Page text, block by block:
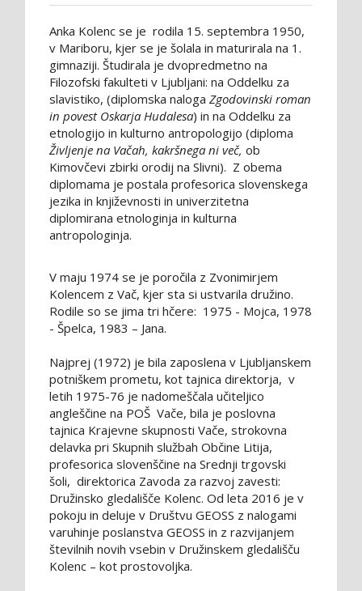
Anka Kolenc se je rodila 15. septembra 1950,
v Mariboru, kjer se je šolala in maturirala na 1.
gimnaziji. Študirala je dvopredmetno na
Filozofski fakulteti v Ljubljani: na Oddelku za
slavistiko, (diplomska naloga Zgodovinski roman
in povest Oskarja Hudalesa) in na Oddelku za
etnologijo in kulturno antropologijo (diploma
Življenje na Vačah, kakršnega ni več, ob
Kimovčevi zbirki orodij na Slivni). Z obema
diplomama je postala profesorica slovenskega
jezika in književnosti in univerzitetna
diplomirana etnologinja in kulturna
antropologinja.
V maju 1974 se je poročila z Zvonimirjem
Kolencem z Vač, kjer sta si ustvarila družino.
Rodile so se jima tri hčere: 1975 - Mojca, 1978
- Špelca, 1983 – Jana.
Najprej (1972) je bila zaposlena v Ljubljanskem
potniškem prometu, kot tajnica direktorja, v
letih 1975-76 je nadomeščala učiteljico
angleščine na POŠ Vače, bila je poslovna
tajnica Krajevne skupnosti Vače, strokovna
delavka pri Skupnih službah Občine Litija,
profesorica slovenščine na Srednji trgovski
šoli, direktorica Zavoda za razvoj zavesti:
Družinsko gledališče Kolenc. Od leta 2016 je v
pokoju in deluje v Društvu GEOSS z nalogami
varuhinje poslanstva GEOSS in z razvijanjem
številnih novih vsebin v Družinskem gledališču
Kolenc – kot prostovoljka.